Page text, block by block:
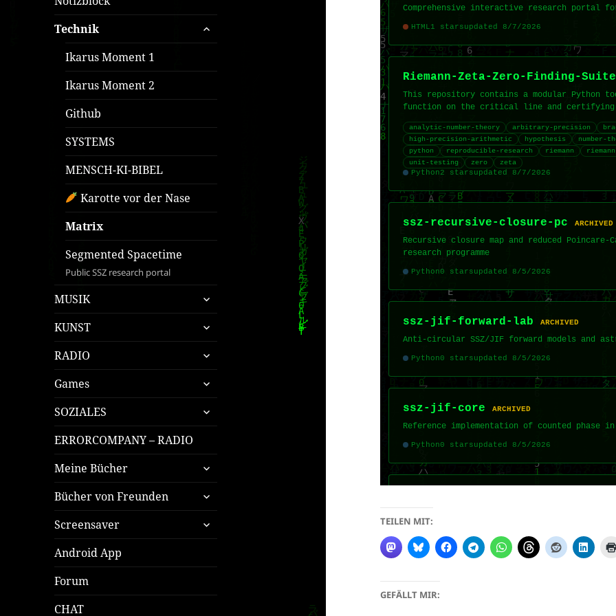
Technik
untermenü
öffnen
Ikarus Moment 1
Ikarus Moment 2
Github
SYSTEMS
MENSCH-KI-BIBEL
Karotte vor der Nase
Matrix
Segmented Spacetime
Public SSZ research portal
MUSIK
untermenü
öffnen
KUNST
untermenü
öffnen
RADIO
untermenü
öffnen
Games
untermenü
öffnen
SOZIALES
untermenü
öffnen
ERRORCOMPANY – RADIO
Meine Bücher
untermenü
öffnen
Bücher von Freunden
untermenü
öffnen
Screensaver
untermenü
öffnen
Android App
Forum
CHAT
TEILEN MIT:
GEFÄLLT MIR: